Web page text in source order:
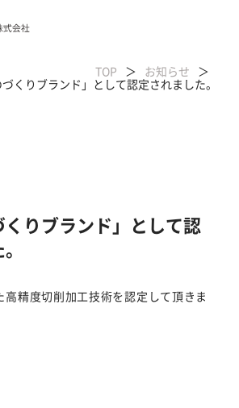
TOP
お知らせ
づくりブランド」として認定されました。
くりブランド」として認
精度切削加工技術を認定して頂きま